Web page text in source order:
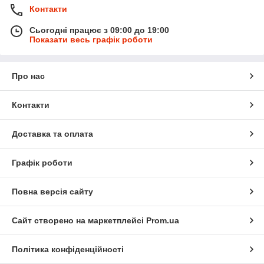
Контакти
Сьогодні працює з 09:00 до 19:00
Показати весь графік роботи
Про нас
Контакти
Доставка та оплата
Графік роботи
Повна версія сайту
Сайт створено на маркетплейсі Prom.ua
Політика конфіденційності